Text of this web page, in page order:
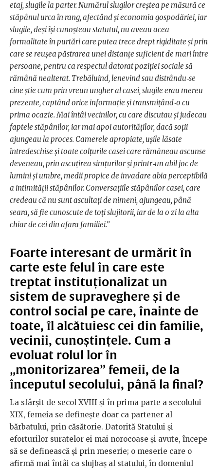
etaj, slugile la parter. Numărul slugilor creştea pe măsură ce
stăpânul urca în rang, afectând şi economia gospodăriei, iar
slugile, deşi îşi cunoşteau statutul, nu aveau acea
formalitate în purtări care putea trece drept rigiditate şi prin
care se reuşea păstrarea unei distanţe suficient de mari între
persoane, pentru ca respectul datorat poziţiei sociale să
rămână nealterat. Trebăluind, lenevind sau distrându‑se
cine ştie cum prin vreun ungher al casei, slugile erau mereu
prezente, captând orice informaţie şi transmiţând‑o cu
prima ocazie. Mai întâi vecinilor, cu care discutau şi judecau
faptele stăpânilor, iar mai apoi autorităţilor, dacă soţii
ajungeau la proces. Camerele apropiate, uşile lăsate
întredeschise şi toate colţurile casei care rămâneau ascunse
deveneau, prin ascuţirea simţurilor şi printr‑un abil joc de
lumini şi umbre, medii propice de invadare abia perceptibilă
a intimităţii stăpânilor. Conversaţiile stăpânilor casei, care
credeau că nu sunt ascultaţi de nimeni, ajungeau, până
seara, să fie cunoscute de toţi slujitorii, iar de la o zi la alta
chiar de cei din afara familiei.”
Foarte interesant de urmărit în
carte este felul în care este
treptat instituționalizat un
sistem de supraveghere și de
control social pe care, înainte de
toate, îl alcătuiesc cei din familie,
vecinii, cunoștințele. Cum a
evoluat rolul lor în
„monitorizarea” femeii, de la
începutul secolului, până la final?
La sfârșit de secol XVIII și în prima parte a secolului
XIX, femeia se definește doar ca partener al
bărbatului, prin căsătorie. Datorită Statului și
eforturilor suratelor ei mai norocoase și avute, începe
să se definească și prin meserie; o meserie care o
afirmă mai întâi ca slujbaș al statului, în domeniul